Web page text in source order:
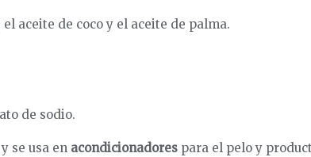
aceite de coco y el aceite de palma.
de sodio.
se usa en acondicionadorespara el pelo y